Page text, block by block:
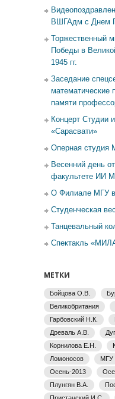
ВШГАдм с Днем
Торжественный
Победы в
1945 гг.
Заседание
математические
памяти
Концерт Студии
«Сарасвати»
Оперная студия
Весенний день
факультете ИИ
О Филиале МГУ в
Студенческая
Танцевальный
Спектакль
МЕТКИ
Бойцова О.В.
Великобритания
Гарбовский Н.К.
Древаль А.В.
Корнилова Е.Н.
Ломоносов
МГУ
Осень-2013
Плунгян В.А.